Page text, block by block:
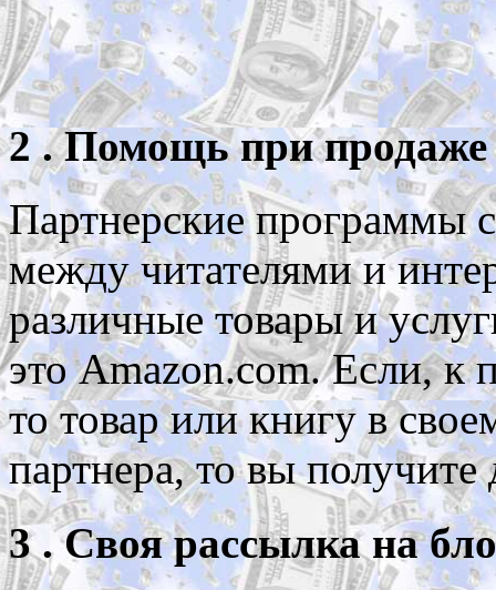
2 . Помощь при продаже
Партнерские программы
между читателями и
различные товары и
это Amazon.com. Если, к
то товар или книгу в
партнера, то вы
3 . Своя рассылка на